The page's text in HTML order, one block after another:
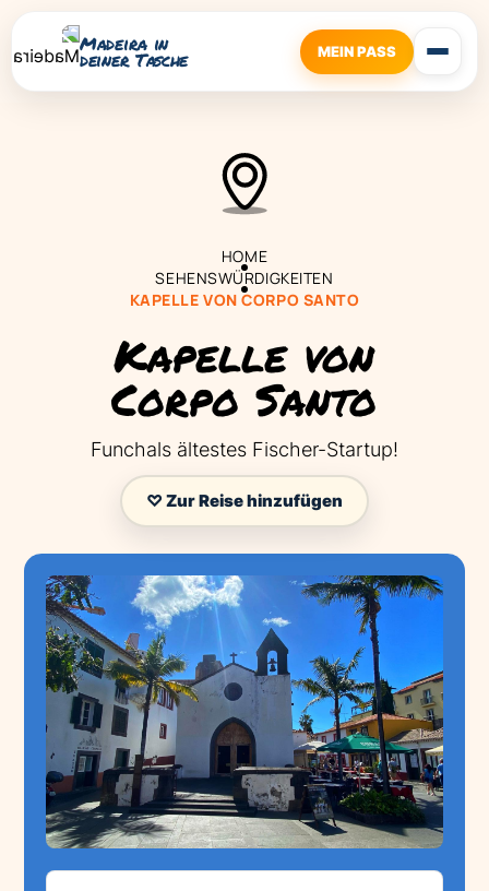
Madeira in
deiner Tasche MEIN PASS
HOME
SEHENSWÜRDIGKEITEN
KAPELLE VON CORPO SANTO
Kapelle von
Corpo Santo
Funchals ältestes Fischer-Startup!
♡ Zur Reise hinzufügen